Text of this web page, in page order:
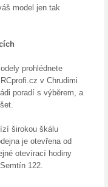
Z... (